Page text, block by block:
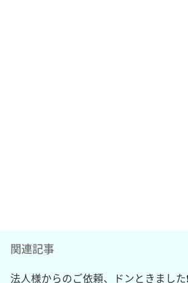
関連記事
法人様からのご依頼、ドンときました